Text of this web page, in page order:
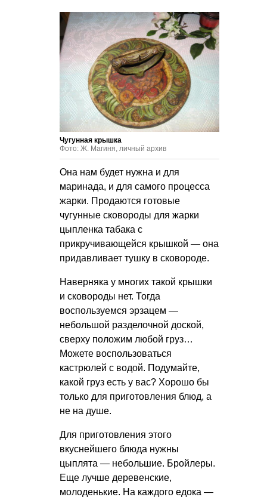
Чугунная крышка
Фото: Ж. Магиня, личный архив
Она нам будет нужна и для
маринада, и для самого процесса
жарки. Продаются готовые
чугунные сковороды для жарки
цыпленка табака с
прикручивающейся крышкой — она
придавливает тушку в сковороде.
Наверняка у многих такой крышки
и сковороды нет. Тогда
воспользуемся эрзацем —
небольшой разделочной доской,
сверху положим любой груз…
Можете воспользоваться
кастрюлей с водой. Подумайте,
какой груз есть у вас? Хорошо бы
только для приготовления блюд, а
не на душе.
Для приготовления этого
вкуснейшего блюда нужны
цыплята — небольшие. Бройлеры.
Еще лучше деревенские,
молоденькие. На каждого едока —